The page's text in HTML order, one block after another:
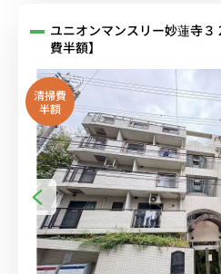
ユニオンマンスリー妙蓮寺
費半額】
清掃費
半額